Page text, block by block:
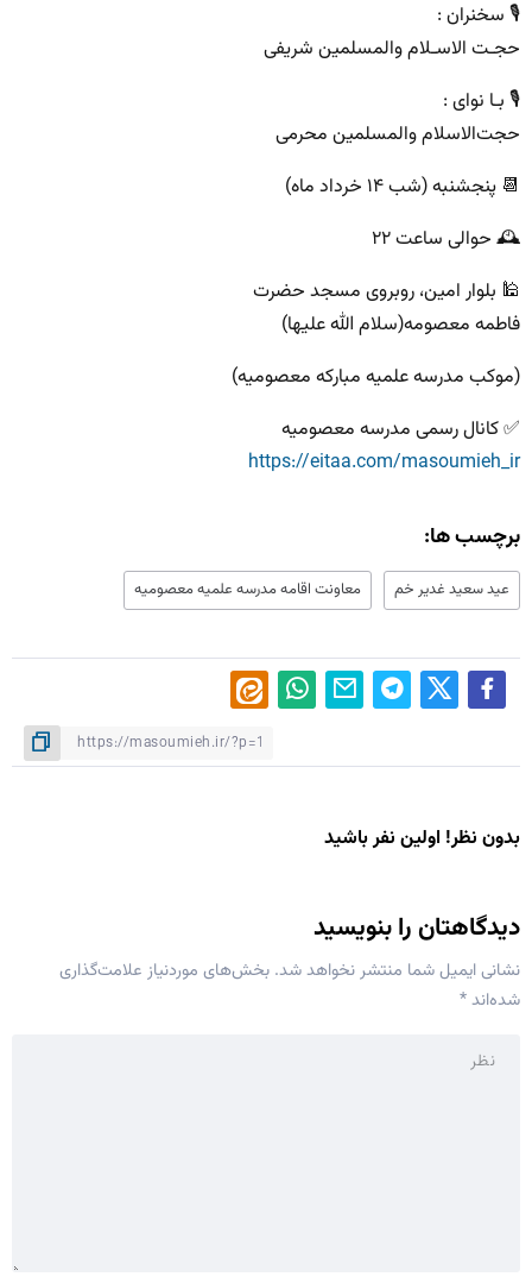
🎙 سخنران :
حجـت الاسـلام والمسلمین شریفی
🎙 بـا نوای :
حجت‌الاسلام والمسلمین محرمی
📆 پنجشنبه (شب ۱۴ خرداد ماه)
🕰 حوالی ساعت ۲۲
🕌 بلوار امین، روبروی مسجد حضرت
فاطمه معصومه(سلام الله علیها)
(موکب مدرسه علمیه مبارکه معصومیه)
‌✅ کانال رسمی مدرسه معصومیه
https://eitaa.com/masoumieh_ir
برچسب ها:
عيد سعيد غدير خم معاونت اقامه مدرسه علميه معصوميه
بدون نظر! اولین نفر باشید
دیدگاهتان را بنویسید
نشانی ایمیل شما منتشر نخواهد شد. بخش‌های موردنیاز علامت‌گذاری
شده‌اند*